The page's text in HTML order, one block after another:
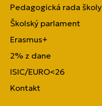
Pedagogická rada školy
Školský parlament
Erasmus+
2% z dane
ISIC/EURO<26
Kontakt